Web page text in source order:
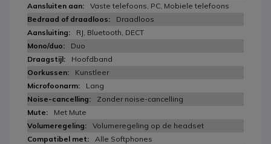
Vaste telefoons, PC, Mobiele telefoons
Draadloos
RJ, Bluetooth, DECT
Duo
Hoofdband
Kunstleer
Lang
Zonder noise-cancelling
Met Mute
Volumeregeling op de headset
Alle Softphones